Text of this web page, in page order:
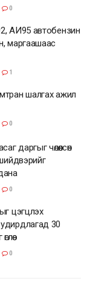
0
АИ95 автобензин
маргаашаас
1
шалгах ажил
0
даргыг чөлөөлсөн
0
цэгцлэх
30
0